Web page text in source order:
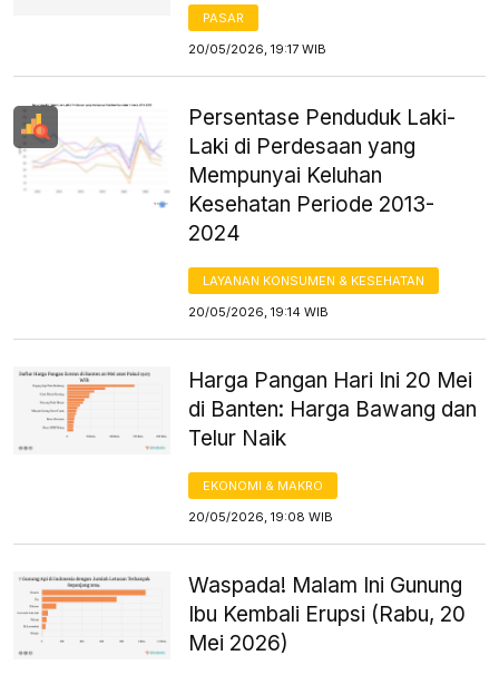
PASAR
20/05/2026, 19:17 WIB
Persentase Penduduk Laki-
Laki di Perdesaan yang
Mempunyai Keluhan
Kesehatan Periode 2013-
2024
LAYANAN KONSUMEN & KESEHATAN
20/05/2026, 19:14 WIB
Harga Pangan Hari Ini 20 Mei
di Banten: Harga Bawang dan
Telur Naik
EKONOMI & MAKRO
20/05/2026, 19:08 WIB
Waspada! Malam Ini Gunung
Ibu Kembali Erupsi (Rabu, 20
Mei 2026)